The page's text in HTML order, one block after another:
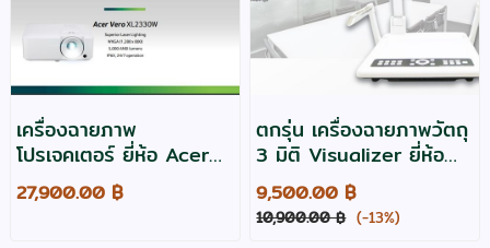
เครื่องฉายภาพ
โปรเจคเตอร์ ยี่ห้อ Acer
รุ่น XL2330W ความ
สว่าง 5000
27,900.00 ฿
ตกรุ่น เครื่องฉายภาพวัตถุ
3 มิติ Visualizer ยี่ห้อ
vertex รุ่น D-1408T
9,500.00 ฿
10,900.00 ฿ (-13%)